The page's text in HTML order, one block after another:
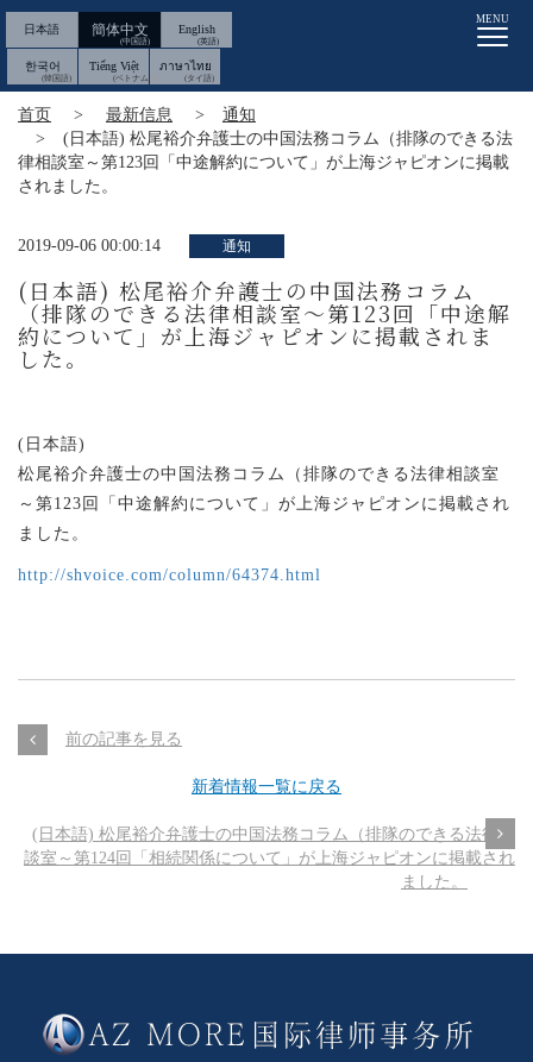
日本語 簡体中文 English
한국어 Tiếng Việt ภาษาไทย
MENU
首页 最新信息
通知
(日本語) 松尾裕介弁護士の中国法務コラム（排隊のできる法
律相談室～第123回「中途解約について」が上海ジャピオンに掲載
されました。
2019-09-06 00:00:14 通知
(日本語) 松尾裕介弁護士の中国法務コラム
（排隊のできる法律相談室～第123回「中途解
約について」が上海ジャピオンに掲載されま
した。
(日本語)
松尾裕介弁護士の中国法務コラム（排隊のできる法律相談室
～第123回「中途解約について」が上海ジャピオンに掲載され
ました。
http://shvoice.com/column/64374.html
前の記事を見る
新着情報一覧に戻る
(日本語) 松尾裕介弁護士の中国法務コラム（排隊のできる法律相
談室～第124回「相続関係について」が上海ジャピオンに掲載され
ました。